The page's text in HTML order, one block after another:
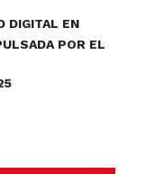
DIGITAL EN
POR EL